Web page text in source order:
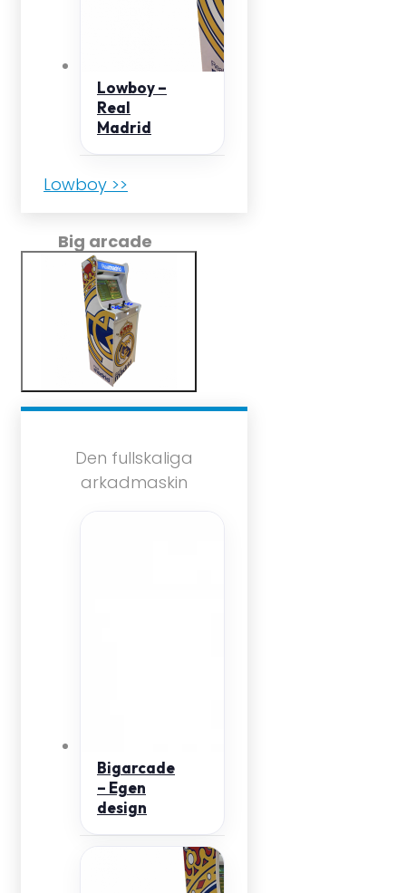
Lowboy –
Real
Madrid
Lowboy >>
Big arcade
Den fullskaliga
arkadmaskin
Bigarcade
– Egen
design